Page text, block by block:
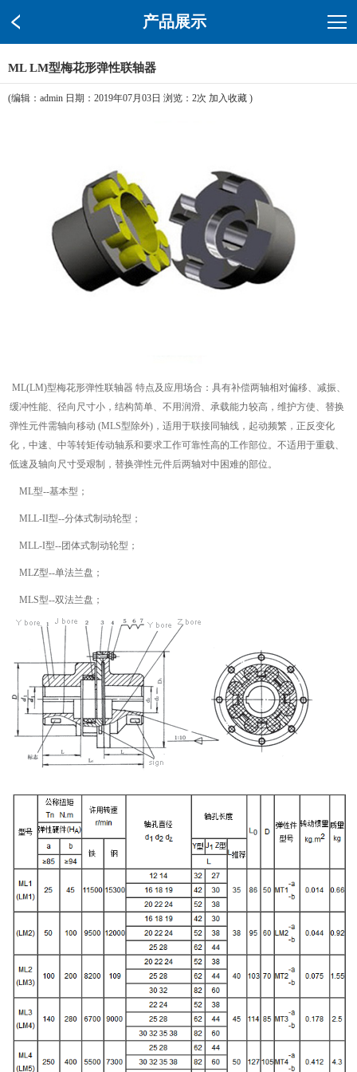
产品展示
ML LM型梅花形弹性联轴器
(编辑：admin 日期：2019年07月03日 浏览： 2次 加入收藏 )
ML(LM)型梅花形弹性联轴器 特点及应用场合：具有补偿两轴相对偏移、减振、
缓冲性能、径向尺寸小，结构简单、不用润滑、承载能力较高，维护方使、替换
弹性元件需轴向移动 (MLS型除外)，适用于联接同轴线，起动频繁，正反变化
化，中速、中等转矩传动轴系和要求工作可靠性高的工作部位。不适用于重载、
低速及轴向尺寸受艰制，替换弹性元件后两轴对中困难的部位。
ML型--基本型；
MLL-II型--分体式制动轮型；
MLL-I型--团体式制动轮型；
MLZ型--单法兰盘；
MLS型--双法兰盘；